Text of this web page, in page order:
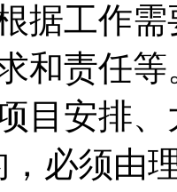
据工作
和责任
目安排
，必须由